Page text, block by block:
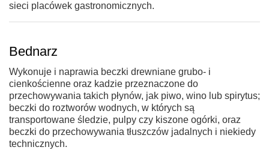
sieci placówek gastronomicznych.
Bednarz
Wykonuje i naprawia beczki drewniane grubo- i
cienkościenne oraz kadzie przeznaczone do
przechowywania takich płynów, jak piwo, wino lub spirytus;
beczki do roztworów wodnych, w których są
transportowane śledzie, pulpy czy kiszone ogórki, oraz
beczki do przechowywania tłuszczów jadalnych i niekiedy
technicznych.